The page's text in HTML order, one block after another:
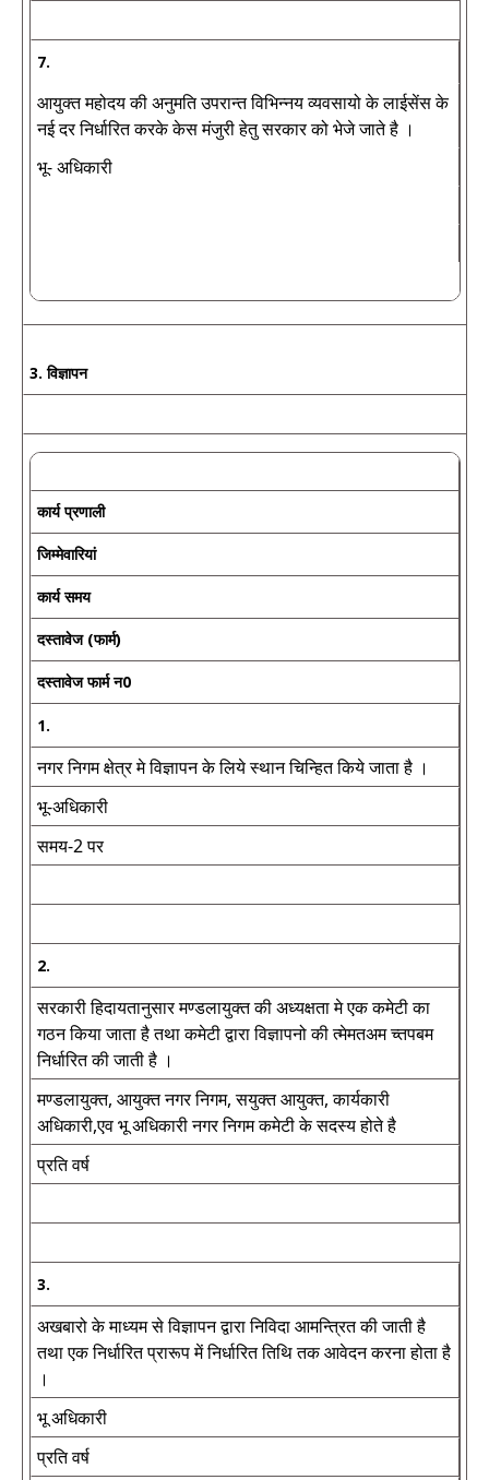
7.
आयुक्त महोदय की अनुमति उपरान्त विभिन्नय व्यवसायो के लाईसेंस के
नई दर निर्धारित करके केस मंजुरी हेतु सरकार को भेजे जाते है ।
भू- अधिकारी
3. विज्ञापन
कार्य प्रणाली
जिम्मेवारियां
कार्य समय
दस्तावेज (फार्म)
दस्तावेज फार्म न0
1.
नगर निगम क्षेत्र मे विज्ञापन के लिये स्थान चिन्हित किये जाता है ।
भू-अधिकारी
समय-2 पर
2.
सरकारी हिदायतानुसार मण्डलायुक्त की अध्यक्षता मे एक कमेटी का
गठन किया जाता है तथा कमेटी द्वारा विज्ञापनो की त्मेमतअम च्तपबम
निर्धारित की जाती है ।
मण्डलायुक्त, आयुक्त नगर निगम, सयुक्त आयुक्त, कार्यकारी
अधिकारी,एव भू अधिकारी नगर निगम कमेटी के सदस्य होते है
प्रति वर्ष
3.
अखबारो के माध्यम से विज्ञापन द्वारा निविदा आमन्त्रित की जाती है
तथा एक निर्धारित प्रारूप में निर्धारित तिथि तक आवेदन करना होता है
।
भू अधिकारी
प्रति वर्ष